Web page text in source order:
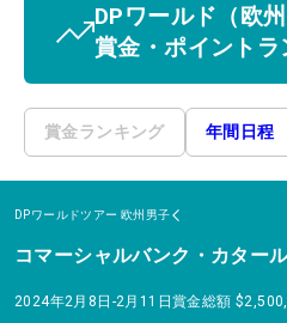
DPワールド （欧
賞金・ポイント
賞金ランキング 年間日程
DPワールドツアー 欧州男子
コマーシャルバンク・カター
2024年2月8日-2月11日賞金総額